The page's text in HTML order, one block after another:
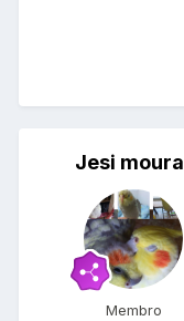
Jesi moura
Membro